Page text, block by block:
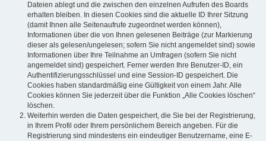
Dateien ablegt und die zwischen den einzelnen Aufrufen des Boards
erhalten bleiben. In diesen Cookies sind die aktuelle ID Ihrer Sitzung
(damit Ihnen alle Seitenaufrufe zugeordnet werden können),
Informationen über die von Ihnen gelesenen Beiträge (zur Markierung
dieser als gelesen/ungelesen; sofern Sie nicht angemeldet sind) sowie
Informationen über Ihre Teilnahme an Umfragen (sofern Sie nicht
angemeldet sind) gespeichert. Ferner werden Ihre Benutzer-ID, ein
Authentifizierungsschlüssel und eine Session-ID gespeichert. Die
Cookies haben standardmäßig eine Gültigkeit von einem Jahr. Alle
Cookies können Sie jederzeit über die Funktion „Alle Cookies löschen“
löschen.
Weiterhin werden die Daten gespeichert, die Sie bei der Registrierung,
in Ihrem Profil oder Ihrem persönlichem Bereich angeben. Für die
Registrierung sind mindestens ein eindeutiger Benutzername, eine E-